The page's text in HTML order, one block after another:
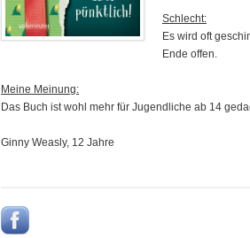
Schlecht:
Es wird oft
Ende offen.
Meine Meinung:
Das Buch ist wohl mehr für Jugendliche ab 14
Ginny Weasly, 12 Jahre